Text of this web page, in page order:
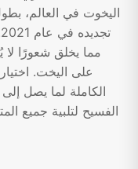
مما يخلق شعورًا لا
الفسيح لتلبية جميع